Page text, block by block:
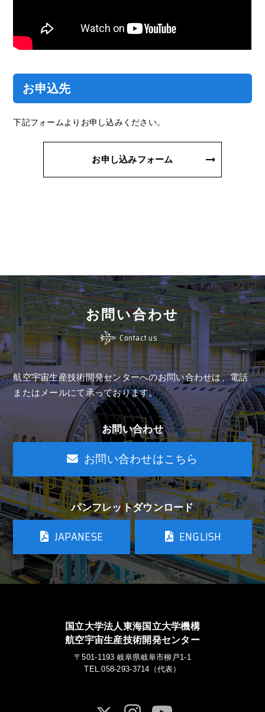
お申込先
下記フォームよりお申し込みください。
お申し込みフォーム
お問い合わせ
Contact us
航空宇宙生産技術開発センターへのお問い合わせは、電話
またはメールにて承っております。
お問い合わせ
お問い合わせはこちら
パンフレットダウンロード
JAPANESE ENGLISH
国立大学法人東海国立大学機構
航空宇宙生産技術開発センター
〒501-1193 岐阜県岐阜市柳戸1-1
TEL.058-293-3714（代表）